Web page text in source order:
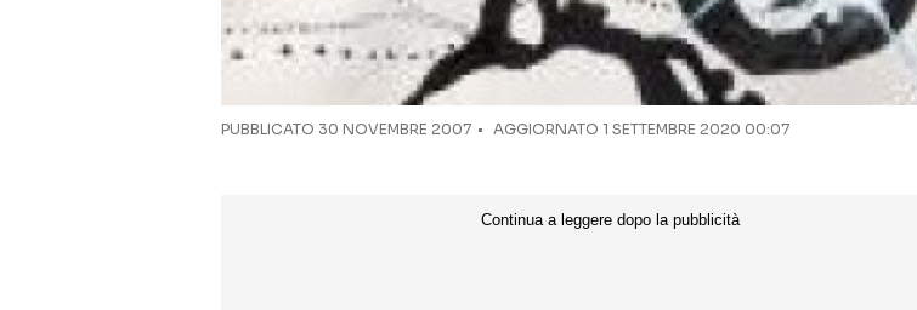
PUBBLICATO 30 NOVEMBRE 2007 AGGIORNATO 1 SETTEMBRE 2020 00:07